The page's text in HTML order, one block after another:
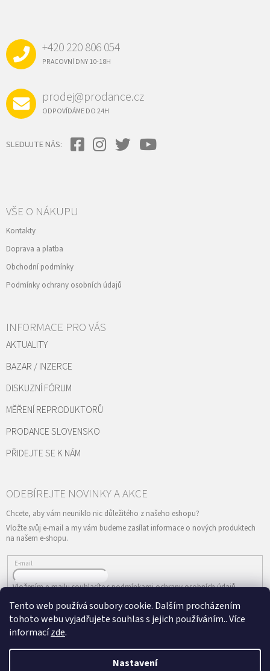
Tento web používá soubory cookie. Dalším procházením
tohoto webu vyjadřujete souhlas s jejich používáním.. Více
informacízde.
Nastavení
+420 220 806 054
PRACOVNÍ DNY 10-18H
prodej@prodance.cz
ODPOVÍDÁME DO 24H
SLEDUJTE NÁS:
VŠE O NÁKUPU
Kontakty
Doprava a platba
Obchodní podmínky
Podmínky ochrany osobních údajů
INFORMACE PRO VÁS
AKTUALITY
BAZAR / INZERCE
DISKUZNÍ FÓRUM
MĚŘENÍ REPRODUKTORŮ
PRODANCE SLOVENSKO
PŘIDEJTE SE K NÁM
Vložte svůj e-mail a my vám budeme zasílat informace o nových produktech
na našem e-shopu.
E-mail
Vložením e-mailu souhlasíte spodmínkami ochrany osobních údajů
PŘIHLÁSIT SE